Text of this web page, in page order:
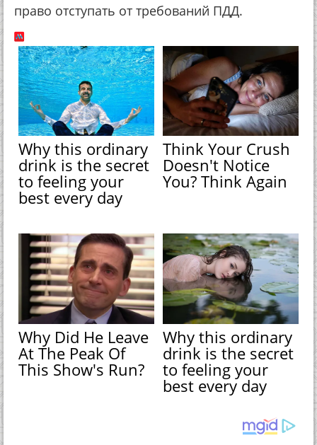
право отступать от требований ПДД.
Why this ordinary
drink is the secret
to feeling your
best every day
Think Your Crush
Doesn't Notice
You? Think Again
Why Did He Leave
At The Peak Of
This Show's Run?
Why this ordinary
drink is the secret
to feeling your
best every day